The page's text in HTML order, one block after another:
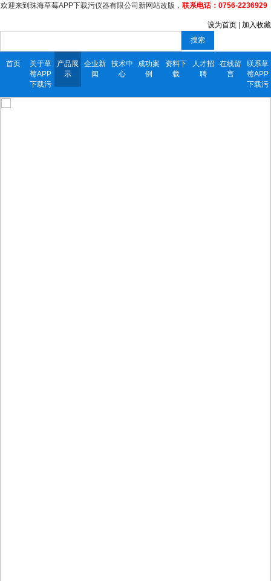
欢迎来到珠海草莓APP下载污仪器有限公司新网站改版， 联系电话：0756-2236929
设为首页
加入收藏
搜索
首页
关于草
莓APP
下载污
产品展
示
企业新
闻
技术中
心
成功案
例
资料下
载
人才招
聘
在线留
言
联系草
莓APP
下载污